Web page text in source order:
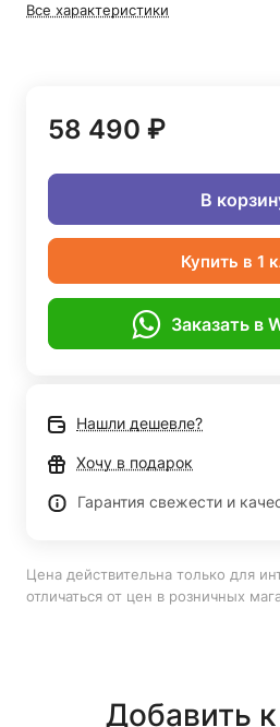
Все характеристики
58 490 ₽
В
Купить в 1
Заказать в
Нашли дешевле?
Хочу в подарок
Гарантия свежести и
Цена действительна только для
отличаться от цен в розничных
Добавить к